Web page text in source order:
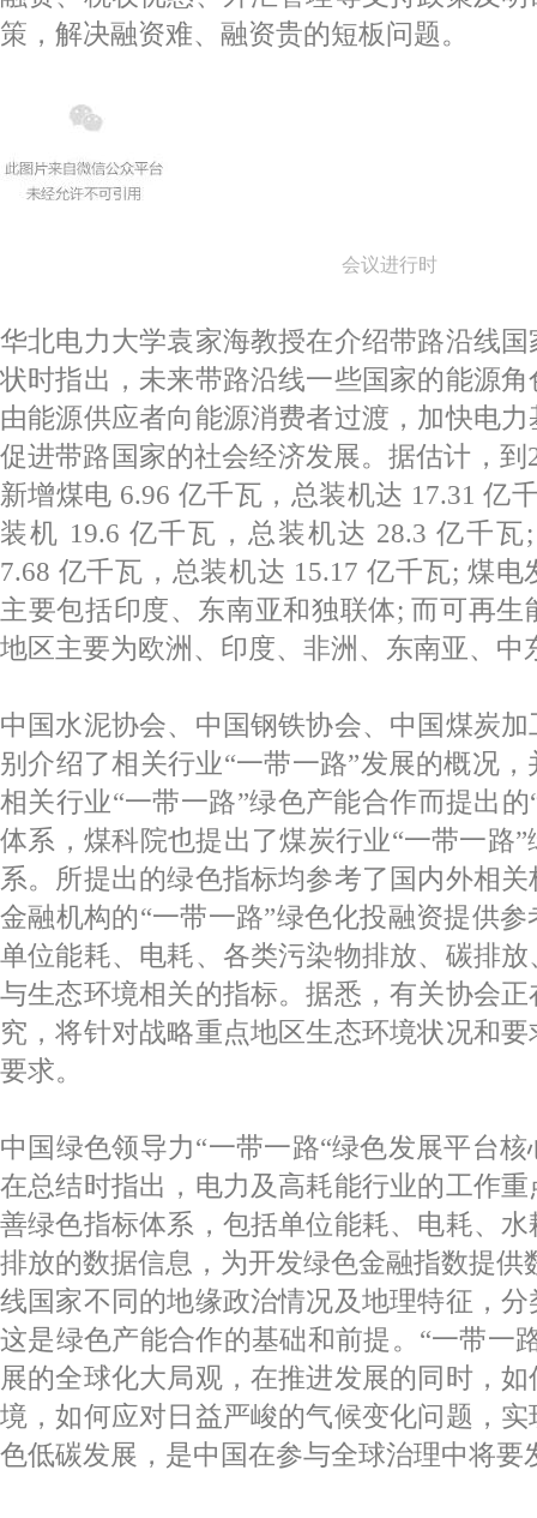
策，解决融资难、融资贵的短板问题。
会议进行时
华北电力大学袁家海教授在介绍带路沿线
状时指出，未来带路沿线一些国家的能源
由能源供应者向能源消费者过渡，加快电
促进带路国家的社会经济发展。据估计，到
新增煤电 6.96 亿千瓦，总装机达 17.31 亿
装机 19.6 亿千瓦，总装机达 28.3 亿千
7.68 亿千瓦，总装机达 15.17 亿千瓦; 煤
主要包括印度、东南亚和独联体; 而可再生
地区主要为欧洲、印度、非洲、东南亚、中
中国水泥协会、中国钢铁协会、中国煤炭
别介绍了相关行业“一带一路”发展的概况
相关行业“一带一路”绿色产能合作而提出
体系，煤科院也提出了煤炭行业“一带一路
系。所提出的绿色指标均参考了国内外相
金融机构的“一带一路”绿色化投融资提供
单位能耗、电耗、各类污染物排放、碳排
与生态环境相关的指标。据悉，有关协会
究，将针对战略重点地区生态环境状况和
要求。
中国绿色领导力“一带一路“绿色发展平台
在总结时指出，电力及高耗能行业的工作
善绿色指标体系，包括单位能耗、电耗、
排放的数据信息，为开发绿色金融指数提供
线国家不同的地缘政治情况及地理特征，
这是绿色产能合作的基础和前提。“一带一
展的全球化大局观，在推进发展的同时，
境，如何应对日益严峻的气候变化问题，
色低碳发展，是中国在参与全球治理中将要